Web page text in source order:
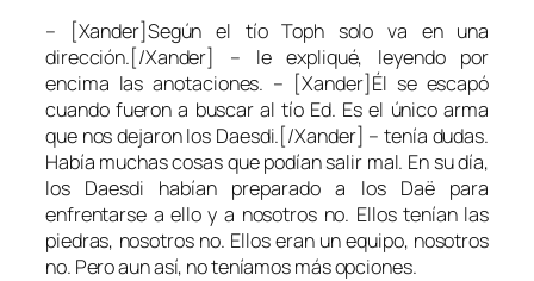
– [Xander]Según el tío Toph solo va en una
dirección.[/Xander] – le expliqué, leyendo por
encima las anotaciones. – [Xander]Él se escapó
cuando fueron a buscar al tío Ed. Es el único arma
que nos dejaron los Daesdi.[/Xander] – tenía dudas.
Había muchas cosas que podían salir mal. En su día,
los Daesdi habían preparado a los Daë para
enfrentarse a ello y a nosotros no. Ellos tenían las
piedras, nosotros no. Ellos eran un equipo, nosotros
no. Pero aun así, no teníamos más opciones.